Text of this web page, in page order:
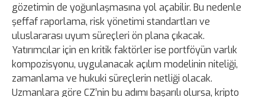
gözetimin de yoğunlaşmasına yol açabilir. Bu nedenle
şeffaf raporlama, risk yönetimi standartları ve
uluslararası uyum süreçleri ön plana çıkacak.
Yatırımcılar için en kritik faktörler ise portföyün varlık
kompozisyonu, uygulanacak açılım modelinin niteliği,
zamanlama ve hukuki süreçlerin netliği olacak.
Uzmanlara göre CZ’nin bu adımı başarılı olursa, kripto